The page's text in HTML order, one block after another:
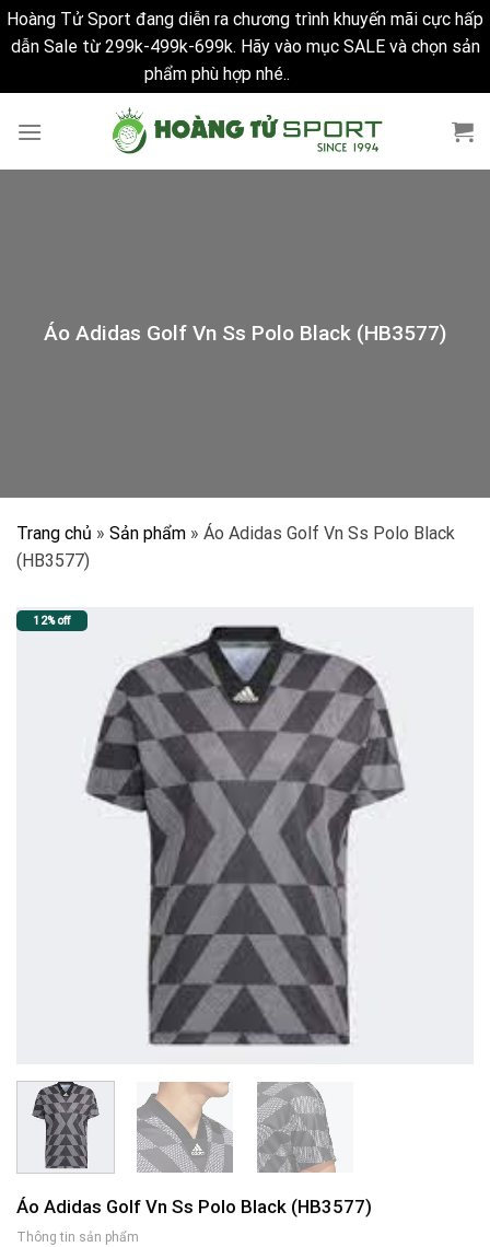
Hoàng Tử Sport đang diễn ra chương trình khuyến mãi cực hấp
dẫn Sale từ 299k-499k-699k. Hãy vào mục SALE và chọn sản
phẩm phù hợp nhé..
Áo Adidas Golf Vn Ss Polo Black (HB3577)
Trang chủ » Sản phẩm » Áo Adidas Golf Vn Ss Polo Black
(HB3577)
12% off
Áo Adidas Golf Vn Ss Polo Black (HB3577)
Thông tin sản phẩm